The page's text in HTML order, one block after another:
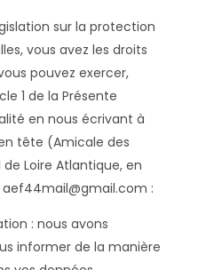
sur la protection
vous avez les droits
pouvez exercer,
1 de la Présente
en nous écrivant à
tête (Amicale des
Loire Atlantique, en
:
: nous avons
informer de la manière